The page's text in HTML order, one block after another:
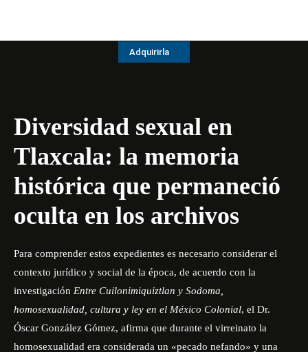
Adquirirla
Diversidad sexual en
Tlaxcala: la memoria
histórica que permaneció
oculta en los archivos
Para comprender estos expedientes es necesario considerar el
contexto jurídico y social de la época, de acuerdo con la
investigación Entre Cuilonimiquiztlan y Sodoma,
homosexualidad, cultura y ley en el México Colonial, el Dr.
Óscar González Gómez, afirma que durante el virreinato la
homosexualidad era considerada un «pecado nefando» y una